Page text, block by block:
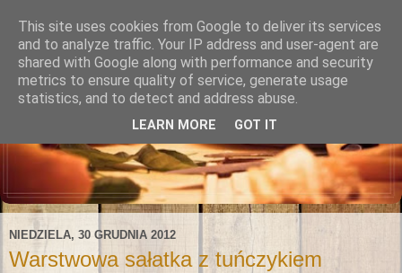
NIEDZIELA, 30 GRUDNIA 2012
Warstwowa sałatka z tuńczykiem
This site uses cookies from Google to deliver its services
and to analyze traffic. Your IP address and user-agent are
shared with Google along with performance and security
metrics to ensure quality of service, generate usage
statistics, and to detect and address abuse.
LEARN MORE GOT IT